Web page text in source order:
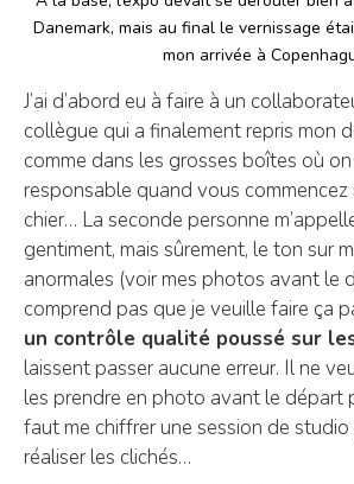
Danemark, mais au final le vernissage
mon arrivée à
J’ai d’abord eu à faire à un
collègue qui a finalement repris mon
comme dans les grosses boîtes où
responsable quand vous commencez
chier… La seconde personne
gentiment, mais sûrement, le ton sur
anormales (voir mes photos avant le
comprend pas que je veuille faire ça
un contrôle qualité poussé sur
laissent passer aucune erreur. Il ne
les prendre en photo avant le départ
faut me chiffrer une session de
réaliser les clichés…